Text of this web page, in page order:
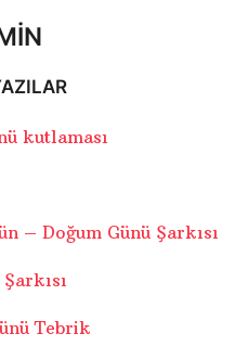
kutlaması
– Doğum Günü Şarkısı
Tebrik